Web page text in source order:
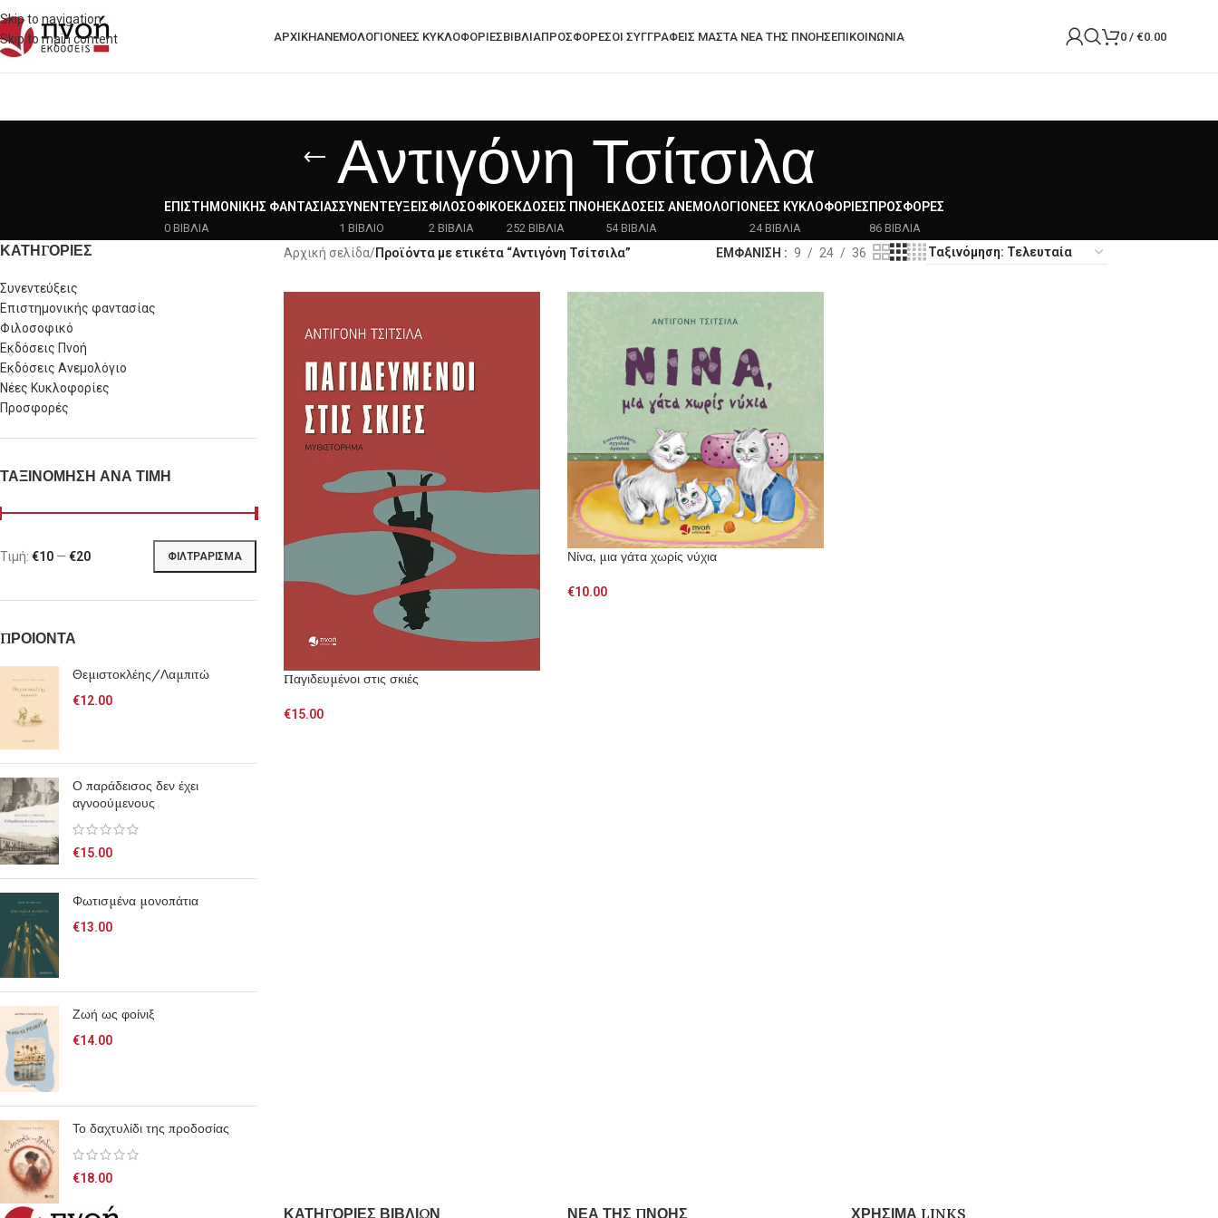
Skip to navigation
Skip to main content
ΑΡΧΙΚΗΑΝΕΜΟΛΟΓΙΟΝΈΕΣ ΚΥΚΛΟΦΟΡΊΕΣΒΙΒΛΙΑΠΡΟΣΦΟΡΈΣΟΙ ΣΥΓΓΡΑΦΕΙΣ ΜΑΣΤΑ ΝΈΑ ΤΗΣ ΠΝΟΉΣΕΠΙΚΟΙΝΩΝΙΑ 0 / €0.00
Αντιγόνη Τσίτσιλα
ΕΠΙΣΤΗΜΟΝΙΚΉΣ ΦΑΝΤΑΣΊΑΣ
0 ΒΙΒΛΙΑ
ΣΥΝΕΝΤΕΎΞΕΙΣ
1 ΒΙΒΛΙΟ
ΦΙΛΟΣΟΦΙΚΌ
2 ΒΙΒΛΙΑ
ΕΚΔΌΣΕΙΣ ΠΝΟΉ
252 ΒΙΒΛΙΑ
ΕΚΔΌΣΕΙΣ ΑΝΕΜΟΛΌΓΙΟ
54 ΒΙΒΛΙΑ
ΝΈΕΣ ΚΥΚΛΟΦΟΡΊΕΣ
24 ΒΙΒΛΙΑ
ΠΡΟΣΦΟΡΈΣ
86 ΒΙΒΛΙΑ
ΚΑΤΗΓΟΡΙΕΣ
Συνεντεύξεις
Επιστημονικής φαντασίας
Φιλοσοφικό
Εκδόσεις Πνοή
Εκδόσεις Ανεμολόγιο
Νέες Κυκλοφορίες
Προσφορές
ΤΑΞΙΝΟΜΗΣΗ ΑΝΑ ΤΙΜΗ
ΦΙΛΤΡΆΡΙΣΜΑ
Τιμή: €10 — €20
ΠΡΟΙΟΝΤΑ
Θεμιστοκλέης/Λαμπιτώ
€12.00
Ο παράδεισος δεν έχει
αγνοούμενους
€15.00
Φωτισμένα μονοπάτια
€13.00
Ζωή ως φοίνιξ
€14.00
Το δαχτυλίδι της προδοσίας
€18.00
Αρχική σελίδα/Προϊόντα με ετικέτα “Αντιγόνη Τσίτσιλα” ΕΜΦΑΝΙΣΗ 9 24 36
Παγιδευμένοι στις σκιές
€15.00
Νίνα, μια γάτα χωρίς νύχια
€10.00
ΚΑΤΗΓΟΡΙΕΣ ΒΙΒΛΙΩΝ ΝΕΑ ΤΗΣ ΠΝΟΗΣ ΧΡΗΣΙΜΑ LINKS